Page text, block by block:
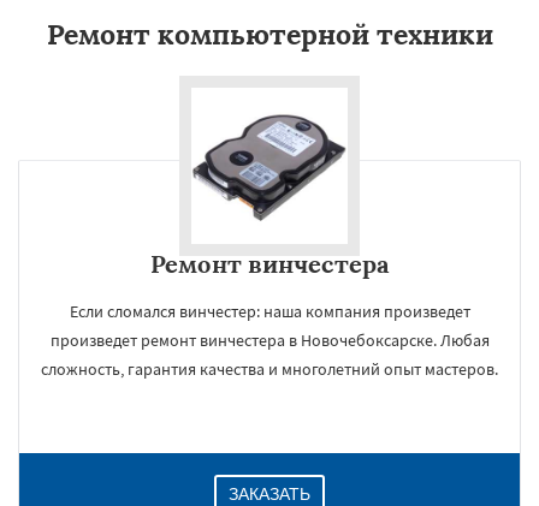
Ремонт компьютерной техники
Ремонт винчестера
Если сломался винчестер: наша компания произведет
произведет ремонт винчестера в Новочебоксарске. Любая
сложность, гарантия качества и многолетний опыт мастеров.
ЗАКАЗАТЬ